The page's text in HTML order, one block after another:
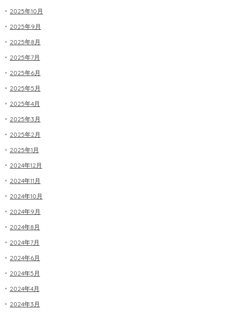
2025年10月
2025年9月
2025年8月
2025年7月
2025年6月
2025年5月
2025年4月
2025年3月
2025年2月
2025年1月
2024年12月
2024年11月
2024年10月
2024年9月
2024年8月
2024年7月
2024年6月
2024年5月
2024年4月
2024年3月